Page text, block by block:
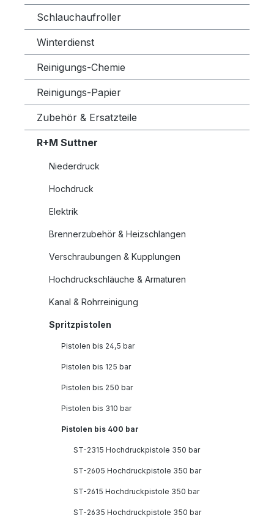
Schlauchaufroller
Winterdienst
Reinigungs-Chemie
Reinigungs-Papier
Zubehör & Ersatzteile
R+M Suttner
Niederdruck
Hochdruck
Elektrik
Brennerzubehör & Heizschlangen
Verschraubungen & Kupplungen
Hochdruckschläuche & Armaturen
Kanal & Rohrreinigung
Spritzpistolen
Pistolen bis 24,5 bar
Pistolen bis 125 bar
Pistolen bis 250 bar
Pistolen bis 310 bar
Pistolen bis 400 bar
ST-2315 Hochdruckpistole 350 bar
ST-2605 Hochdruckpistole 350 bar
ST-2615 Hochdruckpistole 350 bar
ST-2635 Hochdruckpistole 350 bar